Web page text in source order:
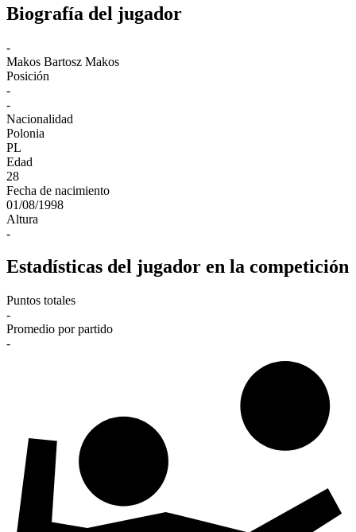
Biografía del jugador
-
Makos Bartosz Makos
Posición
-
-
Nacionalidad
Polonia
PL
Edad
28
Fecha de nacimiento
01/08/1998
Altura
-
Estadísticas del jugador en la competición
Puntos totales
-
Promedio por partido
-